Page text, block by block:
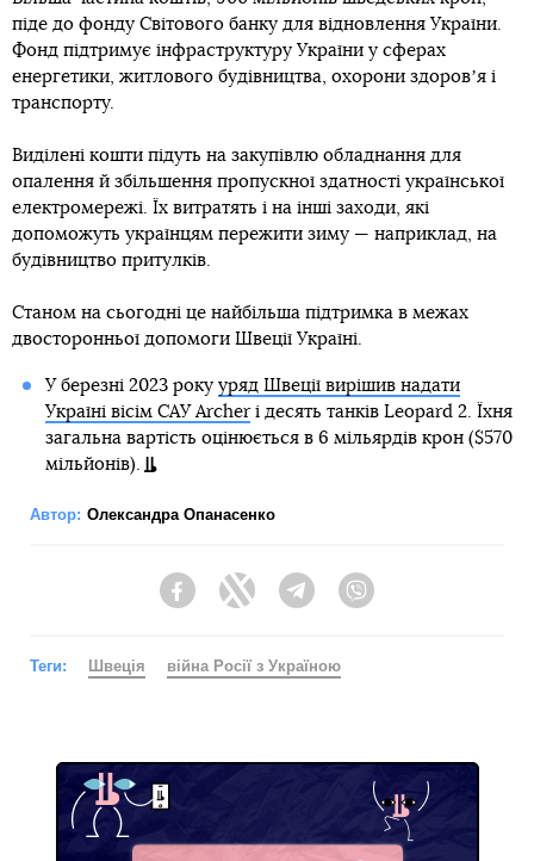
піде до фонду Світового банку для відновлення України.
Фонд підтримує інфраструктуру України у сферах
енергетики, житлового будівництва, охорони здоровʼя і
транспорту.
Виділені кошти підуть на закупівлю обладнання для
опалення й збільшення пропускної здатності української
електромережі. Їх витратять і на інші заходи, які
допоможуть українцям пережити зиму — наприклад, на
будівництво притулків.
Cтаном на сьогодні це найбільша підтримка в межах
двосторонньої допомоги Швеції Україні.
У березні 2023 року уряд Швеції вирішив надати
Україні вісім САУ Archerі десять танків Leopard 2. Їхня
загальна вартість оцінюється в 6 мільярдів крон ($570
мільйонів).
Автор: Олександра Опанасенко
FacebookTwitter Telegram
Теги: Швеція війна Росії з Україною